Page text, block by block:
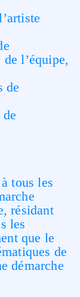
l’équipe,
de
tous les
résidant
les
que le
de
démarche